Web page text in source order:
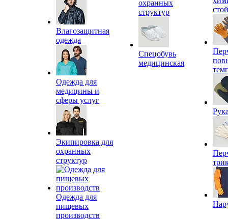
Влагозащитная
одежда
Одежда для
медицины и
сферы услуг
Экипировка для
охранных
структур
Одежда для
пищевых
производств
охранных
структур
Спецобувь
медицинская